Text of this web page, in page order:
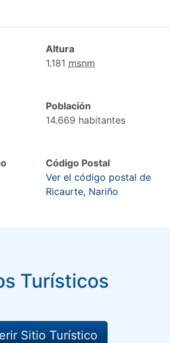
Altura
1.181 msnm
Población
14.669 habitantes
Código Postal
Ver el código postal de
Ricaurte, Nariño
Turísticos
Sitio Turístico